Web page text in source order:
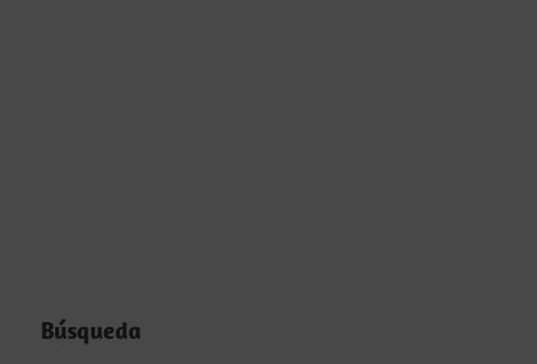
Búsqueda